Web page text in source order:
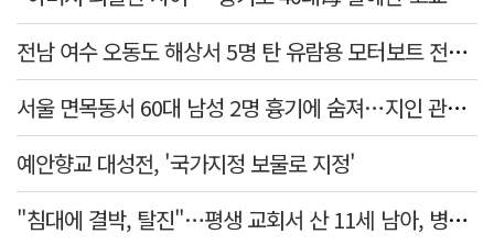
전남 여수 오동도 해상서 5명 탄 유람용 모터보트 전복…2명 숨져
서울 면목동서 60대 남성 2명 흉기에 숨져…지인 관계로 추정
예안향교 대성전, '국가지정 보물로 지정'
"침대에 결박, 탈진"…평생 교회서 산 11세 남아, 병원 이송 끝 숨져